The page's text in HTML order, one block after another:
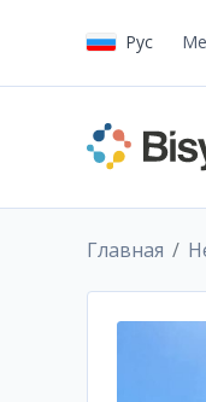
Рус
Главная